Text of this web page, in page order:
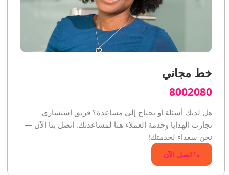
خط مجاني
8002080
هل لديك أسئلة أو تحتاج إلى مساعدة؟ فريق استشاري
تجارب الهدايا وخدمة العملاء هنا لمساعدتك. اتصل بنا الآن —
نحن سعداء لخدمتك!
اتصل الآن